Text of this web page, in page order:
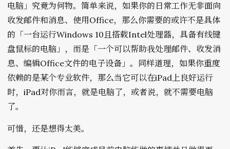
电脑」究竟为何物。简单来说，如果你的日常工作无非面向
收发邮件和消息、使用Office，那么你需要的或许不是具体
的「一台运行Windows 10且搭载Intel处理器，具备有线键
盘鼠标的电脑」，而是「一个可以帮助我处理邮件、收发消
息、编辑Office文件的电子设备」。同样道理，如果你重度
依赖的是某个专业软件，那么当它可以在iPad上良好运行
时，iPad对你而言，就是电脑了，或者说，就不需要电脑
了。
可惜，还是想得太美。